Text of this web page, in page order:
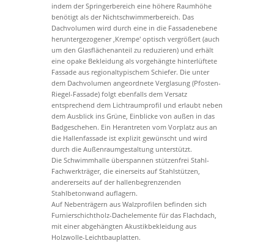
indem der Springerbereich eine höhere Raumhöhe
benötigt als der Nichtschwimmerbereich. Das
Dachvolumen wird durch eine in die Fassadenebene
heruntergezogener ‚Krempe' optisch vergrößert (auch
um den Glasflächenanteil zu reduzieren) und erhält
eine opake Bekleidung als vorgehängte hinterlüftete
Fassade aus regionaltypischem Schiefer. Die unter
dem Dachvolumen angeordnete Verglasung (Pfosten-
Riegel-Fassade) folgt ebenfalls dem Versatz
entsprechend dem Lichtraumprofil und erlaubt neben
dem Ausblick ins Grüne, Einblicke von außen in das
Badgeschehen. Ein Herantreten vom Vorplatz aus an
die Hallenfassade ist explizit gewünscht und wird
durch die Außenraumgestaltung unterstützt.
Die Schwimmhalle überspannen stützenfrei Stahl-
Fachwerkträger, die einerseits auf Stahlstützen,
andererseits auf der hallenbegrenzenden
Stahlbetonwand auflagern.
Auf Nebenträgern aus Walzprofilen befinden sich
Furnierschichtholz-Dachelemente für das Flachdach,
mit einer abgehängten Akustikbekleidung aus
Holzwolle-Leichtbauplatten.